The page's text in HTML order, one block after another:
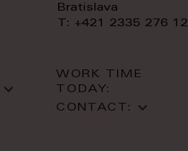
Bratislava
T: +421 2335 276 12
WORK TIME
TODAY:
CONTACT: